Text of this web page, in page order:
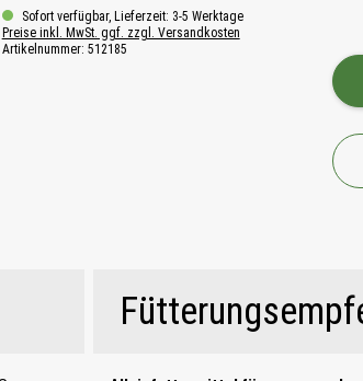
Sofort verfügbar, Lieferzeit: 3-5 Werktage
Preise inkl. MwSt. ggf. zzgl. Versandkosten
Artikelnummer: 512185